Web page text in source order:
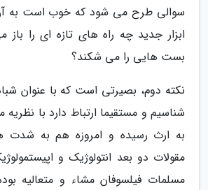
سوالی طرح می شود که خوب است به
ابزار جدید چه راه های تازه ای را
بست هایی را می شکند؟
نکته دوم، بصیرتی است که با عنوان
شناسیم و مستقیما ارتباط دارد با نظریه
به ارث رسیده و امروزه هم به شدت
مقولات دو بعد انتولوژیک و
مسلمات فیلسوفان مشاء و متعالیه